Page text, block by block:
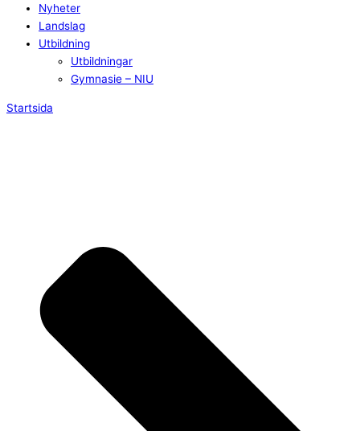
Nyheter
Landslag
Utbildning
Utbildningar
Gymnasie – NIU
Startsida